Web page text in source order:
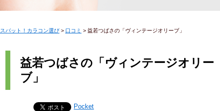
スバット！カラコン選び > 口コミ > 益若つばさの「ヴィンテージオリーブ」
益若つばさの「ヴィンテージオリー
ブ」
Pocket